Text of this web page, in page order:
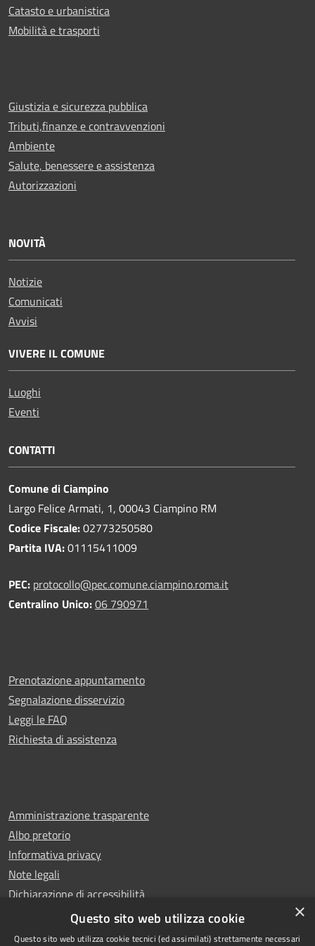
Catasto e urbanistica
Mobilità e trasporti
Giustizia e sicurezza pubblica
Tributi,finanze e contravvenzioni
Ambiente
Salute, benessere e assistenza
Autorizzazioni
NOVITÀ
Notizie
Comunicati
Avvisi
VIVERE IL COMUNE
Luoghi
Eventi
CONTATTI
Comune di Ciampino
Largo Felice Armati, 1, 00043 Ciampino RM
Codice Fiscale:02773250580
Partita IVA:01115411009
PEC: protocollo@pec.comune.ciampino.roma.it
Centralino Unico:06 790971
Prenotazione appuntamento
Segnalazione disservizio
Leggi le FAQ
Richiesta di assistenza
Amministrazione trasparente
Albo pretorio
Informativa privacy
Note legali
Dichiarazione di accessibilità
Whistleblowing
×
Questo sito web utilizza cookie
Questo sito web utilizza cookie tecnici (ed assimilati) strettamente necessari